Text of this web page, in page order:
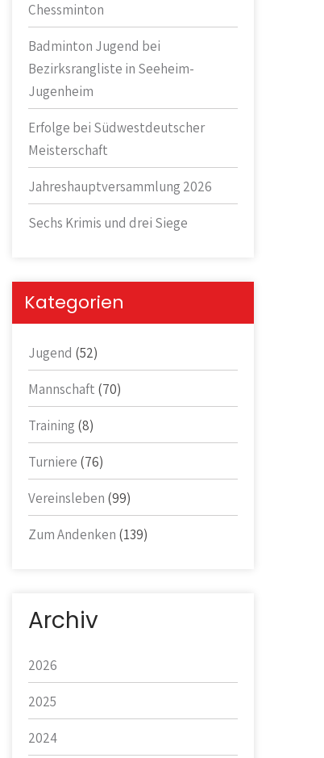
Chessminton
Badminton Jugend bei
Bezirksrangliste in Seeheim-
Jugenheim
Erfolge bei Südwestdeutscher
Meisterschaft
Jahreshauptversammlung 2026
Sechs Krimis und drei Siege
Kategorien
Jugend (52)
Mannschaft (70)
Training (8)
Turniere (76)
Vereinsleben (99)
Zum Andenken (139)
Archiv
2026
2025
2024